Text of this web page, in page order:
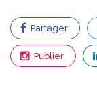
Partager
Publier